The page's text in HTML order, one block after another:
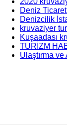
Deniz
Denizcilik
kruvaziyer
Kuşaadası
TURİZM
Ulaştırma ve